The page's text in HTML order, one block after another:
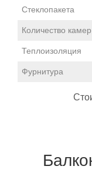
Стеклопакета
Количество камер
Теплоизоляция
Фурнитура